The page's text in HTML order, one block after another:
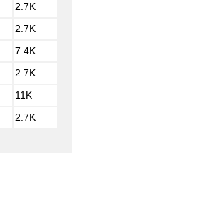
2.7K
2.7K
7.4K
2.7K
11K
2.7K